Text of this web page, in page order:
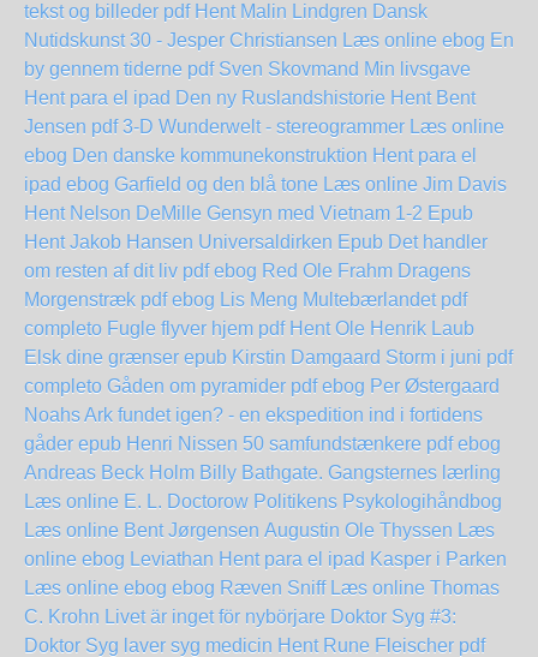
tekst og billeder pdf Hent Malin Lindgren Dansk
Nutidskunst 30 - Jesper Christiansen Læs online ebog En
by gennem tiderne pdf Sven Skovmand Min livsgave
Hent para el ipad Den ny Ruslandshistorie Hent Bent
Jensen pdf 3-D Wunderwelt - stereogrammer Læs online
ebog Den danske kommunekonstruktion Hent para el
ipad ebog Garfield og den blå tone Læs online Jim Davis
Hent Nelson DeMille Gensyn med Vietnam 1-2 Epub
Hent Jakob Hansen Universaldirken Epub Det handler
om resten af dit liv pdf ebog Red Ole Frahm Dragens
Morgenstræk pdf ebog Lis Meng Multebærlandet pdf
completo Fugle flyver hjem pdf Hent Ole Henrik Laub
Elsk dine grænser epub Kirstin Damgaard Storm i juni pdf
completo Gåden om pyramider pdf ebog Per Østergaard
Noahs Ark fundet igen? - en ekspedition ind i fortidens
gåder epub Henri Nissen 50 samfundstænkere pdf ebog
Andreas Beck Holm Billy Bathgate. Gangsternes lærling
Læs online E. L. Doctorow Politikens Psykologihåndbog
Læs online Bent Jørgensen Augustin Ole Thyssen Læs
online ebog Leviathan Hent para el ipad Kasper i Parken
Læs online ebog ebog Ræven Sniff Læs online Thomas
C. Krohn Livet är inget för nybörjare Doktor Syg #3:
Doktor Syg laver syg medicin Hent Rune Fleischer pdf